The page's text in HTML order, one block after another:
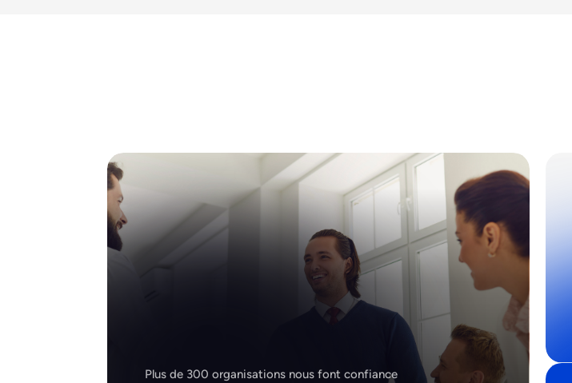
Plus de 300 organisations nous font confiance